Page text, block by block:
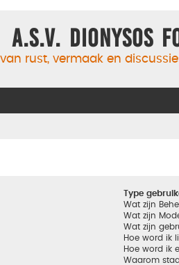
A.S.V. Dionysos
rust, vermaak en
Type
Wat zijn
Wat zijn
Wat zijn
Hoe word ik
Hoe word ik
Waarom